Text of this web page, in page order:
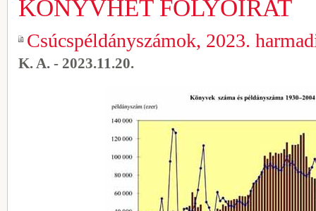
KÖNYVHÉT FOLYÓIRAT
Csúcspéldányszámok, 2023.
K. A. - 2023.11.20.